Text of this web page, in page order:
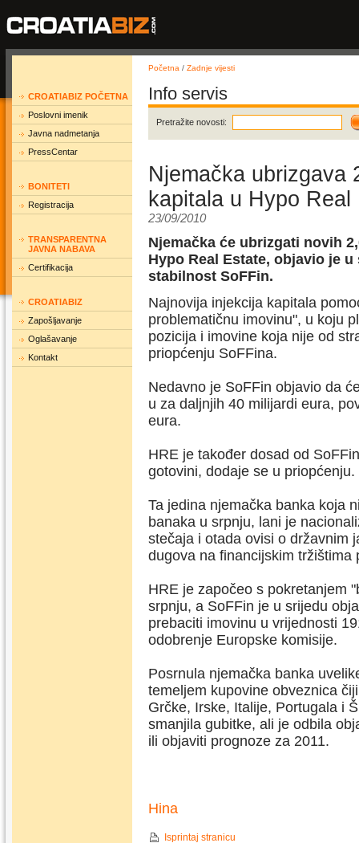
CROATIABIZ POČETNA
Poslovni imenik
Javna nadmetanja
PressCentar
BONITETI
Registracija
TRANSPARENTNA
JAVNA NABAVA
Certifikacija
CROATIABIZ
Zapošljavanje
Oglašavanje
Kontakt
Početna / Zadnje vijesti
Info servis
Pretražite novosti:
Njemačka ubrizgava
kapitala u Hypo Real
23/09/2010
Njemačka će ubrizgati novih
Hypo Real Estate, objavio je
stabilnost SoFFin.
Najnovija injekcija kapitala
problematičnu imovinu", u koju
pozicija i imovine koja nije od
priopćenju SoFFina.
Nedavno je SoFFin objavio da
u za daljnjih 40 milijardi eura,
eura.
HRE je također dosad od
gotovini, dodaje se u priopćenju.
Ta jedina njemačka banka koja
banaka u srpnju, lani je
stečaja i otada ovisi o državnim
dugova na financijskim
HRE je započeo s pokretanjem
srpnju, a SoFFin je u srijedu
prebaciti imovinu u vrijednosti
odobrenje Europske komisije.
Posrnula njemačka banka
temeljem kupovine obveznica
Grčke, Irske, Italije, Portugala i
smanjila gubitke, ali je odbila
ili objaviti prognoze za 2011.
Hina
Isprintaj stranicu